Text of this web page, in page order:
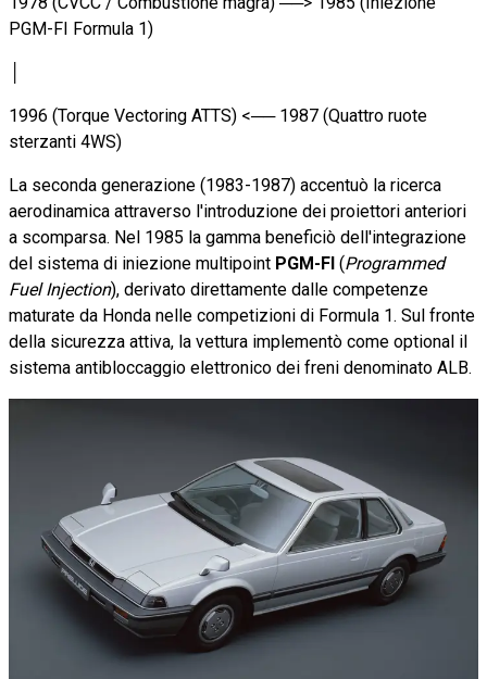
PGM-FI Formula 1)
1996 (Torque Vectoring ATTS) <── 1987 (Quattro ruote
sterzanti 4WS)
La seconda generazione (1983-1987) accentuò la ricerca
aerodinamica attraverso l'introduzione dei proiettori anteriori
a scomparsa. Nel 1985 la gamma beneficiò dell'integrazione
del sistema di iniezione multipoint PGM-FI (Programmed
Fuel Injection), derivato direttamente dalle competenze
maturate da Honda nelle competizioni di Formula 1. Sul fronte
della sicurezza attiva, la vettura implementò come optional il
sistema antibloccaggio elettronico dei freni denominato ALB.